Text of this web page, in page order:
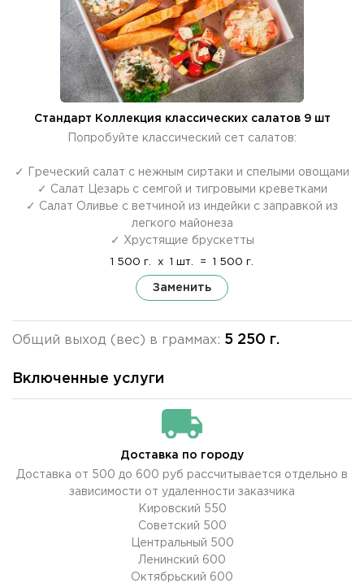
Стандарт Коллекция классических салатов 9 шт
Попробуйте классический сет салатов:
✓ Греческий салат с нежным сиртаки и спелыми овощами
✓ Салат Цезарь с семгой и тигровыми креветками
✓ Салат Оливье с ветчиной из индейки с заправкой из
легкого майонеза
✓ Хрустящие брускетты
1 500 г. x 1 шт. = 1 500 г.
Заменить
Общий выход (вес) в граммах: 5 250 г.
Включенные услуги
Доставка по городу
Доставка от 500 до 600 руб рассчитывается отдельно в
зависимости от удаленности заказчика
Кировский 550
Советский 500
Центральный 500
Ленинский 600
Октябрьский 600